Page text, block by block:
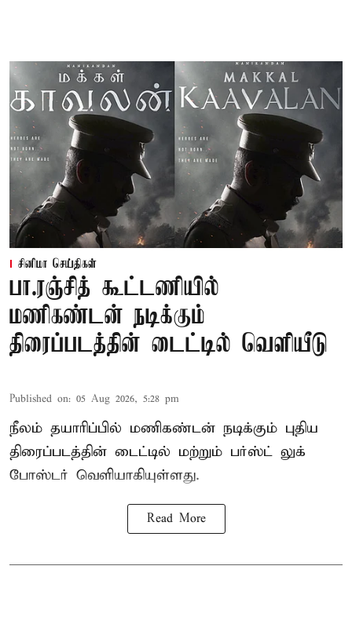
சினிமா செய்திகள்
பா.ரஞ்சித் கூட்டணியில்
மணிகண்டன் நடிக்கும்
திரைப்படத்தின் டைட்டில் வெளியீடு
Published on: 05 Aug 2026, 5:28 pm
நீலம் தயாரிப்பில் மணிகண்டன் நடிக்கும் புதிய
திரைப்படத்தின் டைட்டில் மற்றும் பர்ஸ்ட் லுக்
போஸ்டர் வெளியாகியுள்ளது.
Read More